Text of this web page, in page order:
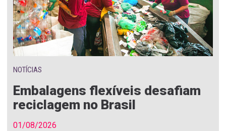
NOTÍCIAS
Embalagens flexíveis desafiam
reciclagem no Brasil
01/08/2026